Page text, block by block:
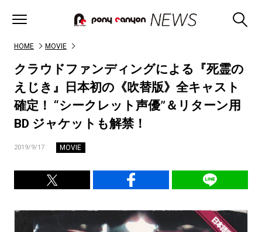
HOME MOVIE
クラウドファンディングによる『死霊の
えじき』日本初の《吹替版》全キャスト
確定！ “シークレット声優”＆リターン用
BD ジャケットも解禁！
2019/9/17 MOVIE